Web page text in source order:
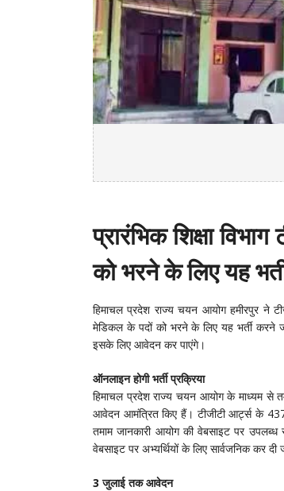
प्रारंभिक शिक्षा
को भरने के लिए यह
हिमाचल प्रदेश राज्य चयन आयोग हमीरपुर ने
मेडिकल के पदों को भरने के लिए यह भर्ती
इसके लिए आवेदन कर पाएंगे।
ऑनलाइन होगी भर्ती प्रक्रिया
हिमाचल प्रदेश राज्य चयन आयोग के माध्यम से
आवेदन आमंत्रित किए हैं। टीजीटी आर्ट्स के
तमाम जानकारी आयोग की वेबसाइट पर
वेबसाइट पर अभ्यर्थियों के लिए सार्वजनिक कर दी
3 जुलाई तक आवेदन